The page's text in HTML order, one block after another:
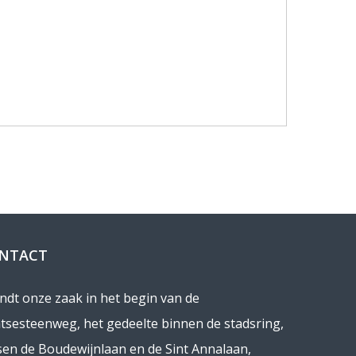
onze zaak in het begin van de
het gedeelte binnen de stadsring,
de Boudewijnlaan en de Sint Annalaan,